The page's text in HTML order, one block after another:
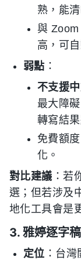
熟，能
與
高，可
弱點 ：
不支援
最大障
轉寫結
免費額
化。
對比建議 ：若
選；但若涉及
地化工具會是
3. 雅婷逐字
定位 ：台